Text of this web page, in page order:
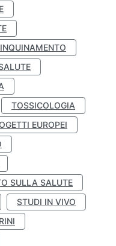
INQUINAMENTO
TOSSICOLOGIA
EUROPEI
SULLA SALUTE
STUDI IN VIVO